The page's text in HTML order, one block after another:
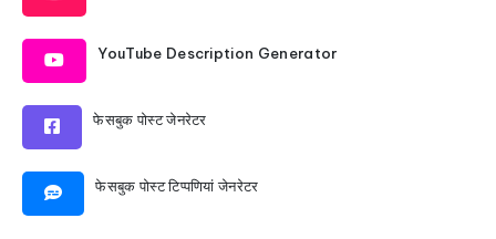
YouTube Description Generator
फेसबुक पोस्ट जेनरेटर
फेसबुक पोस्ट टिप्पणियां जेनरेटर